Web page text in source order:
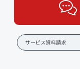
サービス資料請求